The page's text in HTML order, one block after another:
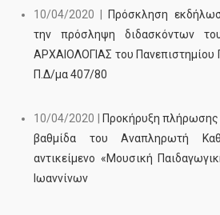
10/04/2020 | Πρόσκληση
την πρόσληψη διδασκόντων
ΑΡΧΑΙΟΛΟΓΙΑΣ του
Π.Δ/μα 407/80
10/04/2020 |
Προκήρυξη πλήρωσης
βαθμίδα του Αναπληρωτή
αντικείμενο «Μουσική
Ιωαννίνων